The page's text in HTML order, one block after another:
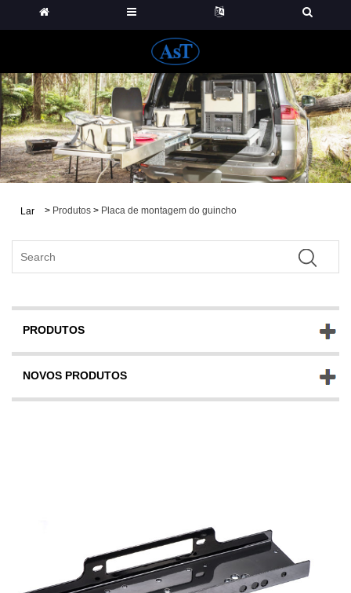
Lar > Produtos > Placa de montagem do guincho
PRODUTOS
NOVOS PRODUTOS